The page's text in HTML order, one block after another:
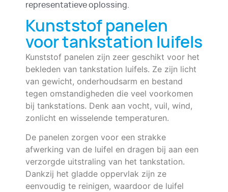
representatieve oplossing.
Kunststof panelen
voor tankstation luifels
Kunststof panelen zijn zeer geschikt voor het
bekleden van tankstation luifels. Ze zijn licht
van gewicht, onderhoudsarm en bestand
tegen omstandigheden die veel voorkomen
bij tankstations. Denk aan vocht, vuil, wind,
zonlicht en wisselende temperaturen.
De panelen zorgen voor een strakke
afwerking van de luifel en dragen bij aan een
verzorgde uitstraling van het tankstation.
Dankzij het gladde oppervlak zijn ze
eenvoudig te reinigen, waardoor de luifel